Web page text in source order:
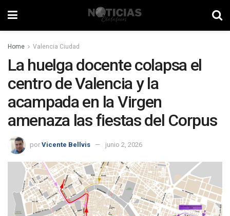
Home Valencia Ciudad
La huelga docente colapsa el
centro de Valencia y la
acampada en la Virgen
amenaza las fiestas del Corpus
por Vicente Bellvis junio 2, 2026